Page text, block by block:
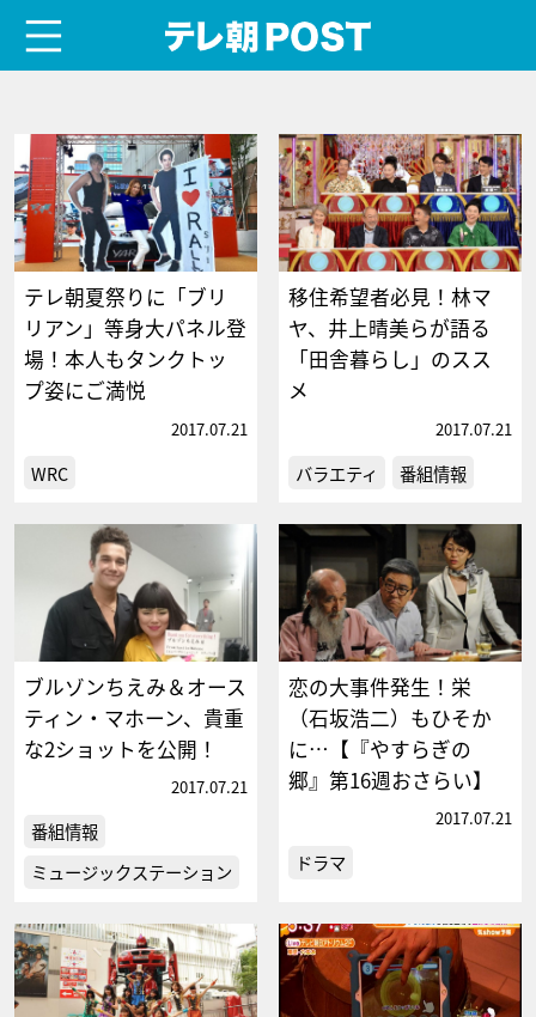
テレ朝夏祭りに「ブリ
リアン」等身大パネル登
場！本人もタンクトッ
プ姿にご満悦
2017.07.21
WRC
移住希望者必見！林マ
ヤ、井上晴美らが語る
「田舎暮らし」のスス
メ
2017.07.21
バラエティ 番組情報
ブルゾンちえみ＆オース
ティン・マホーン、貴重
な2ショットを公開！
2017.07.21
番組情報
ミュージックステーション
恋の大事件発生！栄
（石坂浩二）もひそか
に…【『やすらぎの
郷』第16週おさらい】
2017.07.21
ドラマ